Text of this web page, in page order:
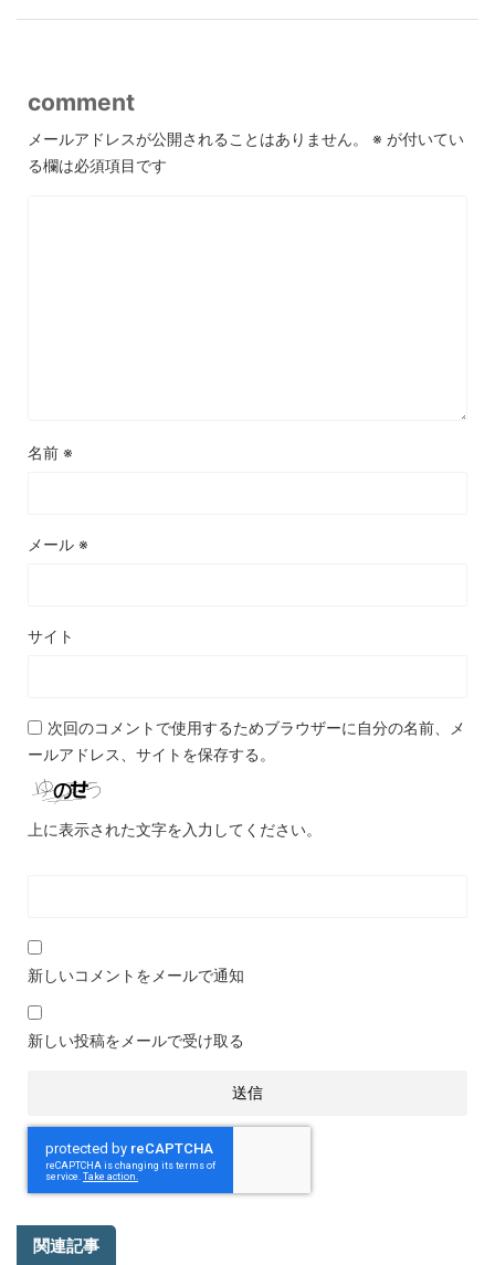
comment
メールアドレスが公開されることはありません。 ※ が付いてい
る欄は必須項目です
名前 ※
メール ※
サイト
次回のコメントで使用するためブラウザーに自分の名前、メ
ールアドレス、サイトを保存する。
上に表示された文字を入力してください。
新しいコメントをメールで通知
新しい投稿をメールで受け取る
関連記事